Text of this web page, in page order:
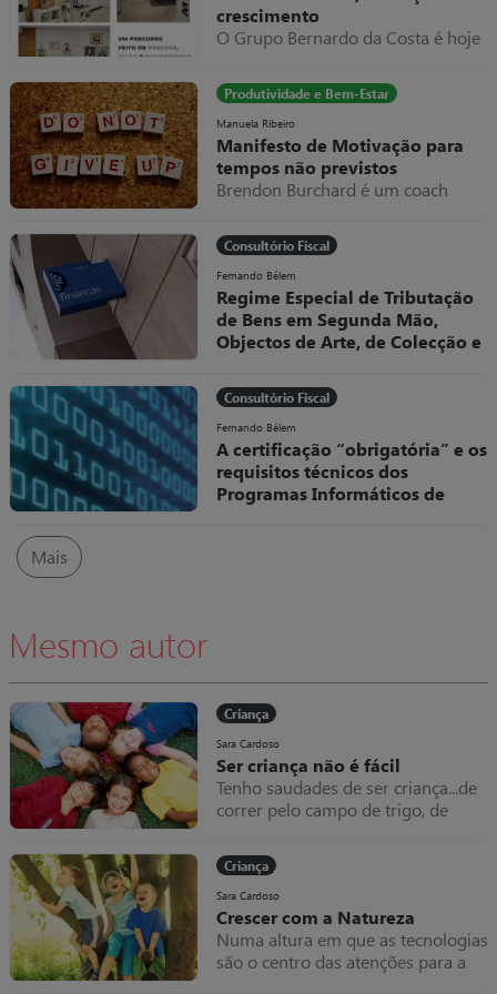
crescimento
O Grupo Bernardo da Costa é hoje
de evolução empresarial em
Portugal, destacando-se pela sua
capacidade de adaptação,
diversificação e internacionalização
ao longo de mais de seis décadas
de atividade.
Produtividade e Bem-Estar
Manuela Ribeiro
Manifesto de Motivação para
tempos não previstos
Brendon Burchard é um coach
grata por todos os valiosos
conteúdos que partilhou e partilha
livremente.
Consultório Fiscal
Fernando Bélem
Regime Especial de Tributação
de Bens em Segunda Mão,
Objectos de Arte, de Colecção e
O Decreto-Lei, nº 199/96, de 18 de
Outubro, veio regular, no sistema
fiscal português, um dos Regimes
Especiais de Tributação do IVA
Consultório Fiscal
Fernando Bélem
A certificação “obrigatória” e os
requisitos técnicos dos
Programas Informáticos de
Mais
Mesmo autor
Criança
Sara Cardoso
Ser criança não é fácil
Tenho saudades de ser criança...de
correr pelo campo de trigo, de
terra, de atirar pedras com uma
fisga.
Criança
Sara Cardoso
Crescer com a Natureza
Numa altura em que as tecnologias
são o centro das atenções para a